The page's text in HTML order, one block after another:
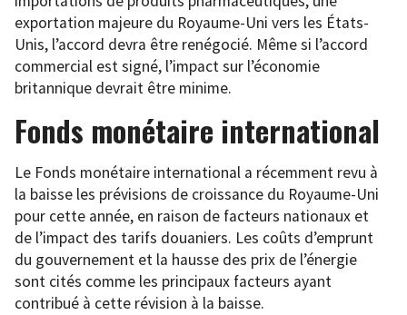
exportation majeure du Royaume-Uni vers les États-
Unis, l’accord devra être renégocié. Même si l’accord
commercial est signé, l’impact sur l’économie
britannique devrait être minime.
Fonds monétaire international
Le Fonds monétaire international a récemment revu à
la baisse les prévisions de croissance du Royaume-Uni
pour cette année, en raison de facteurs nationaux et
de l’impact des tarifs douaniers. Les coûts d’emprunt
du gouvernement et la hausse des prix de l’énergie
sont cités comme les principaux facteurs ayant
contribué à cette révision à la baisse.